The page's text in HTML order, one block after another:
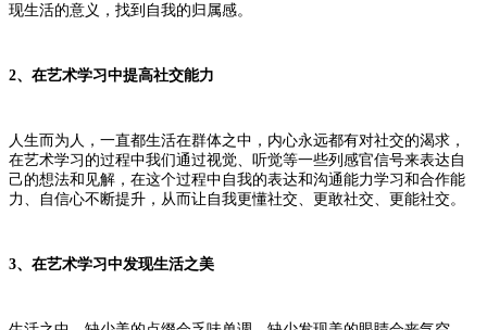
现生活的意义，找到自我的归属感。
2、 在艺术学习中提高社交能力
人生而为人，一直都生活在群体之中，内心永远都有对社交的渴求，
在艺术学习的过程中我们通过视觉、听觉等一些列感官信号来表达自
己的想法和见解，在这个过程中自我的表达和沟通能力学习和合作能
力、自信心不断提升，从而让自我更懂社交、更敢社交、更能社交。
3、 在艺术学习中发现生活之美